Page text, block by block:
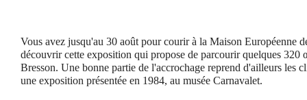
Vous avez jusqu'au 30 août pour courir à la Maison Européenne
découvrir cette exposition qui propose de parcourir quelques 320
Bresson. Une bonne partie de l'accrochage reprend d'ailleurs les
une exposition présentée en 1984, au musée Carnavalet.